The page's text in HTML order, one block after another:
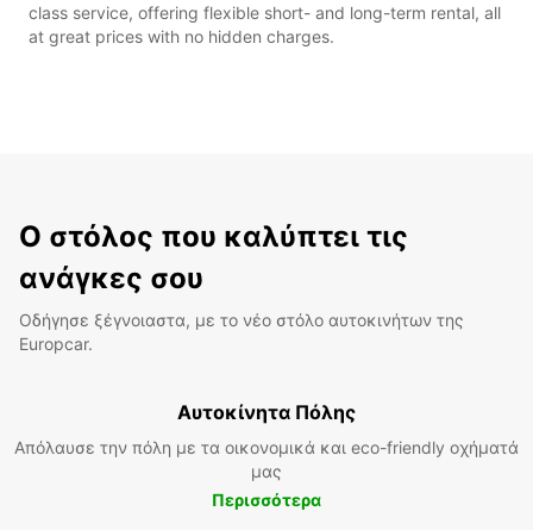
class service, offering flexible short- and long-term rental, all
at great prices with no hidden charges.
Ο στόλος που καλύπτει τις
ανάγκες σου
Οδήγησε ξέγνοιαστα, με το νέο στόλο αυτοκινήτων της
Europcar.
Αυτοκίνητα Πόλης
Απόλαυσε την πόλη με τα οικονομικά και eco-friendly οχήματά
μας
Περισσότερα